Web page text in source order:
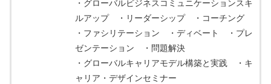
・グローバルビジネスコミュニケーションスキ
ルアップ ・リーダーシップ ・コーチング
・ファシリテーション ・ディベート ・プレ
ゼンテーション ・問題解決
・グローバルキャリアモデル構築と実践 ・キ
ャリア・デザインセミナー